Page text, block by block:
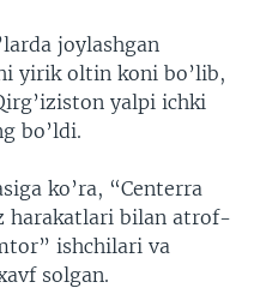
joylashgan
yirik oltin koni bo’lib,
yalpi ichki
bo’ldi.
ko’ra, “Centerra
harakatlari bilan atrof-
ishchilari va
solgan.